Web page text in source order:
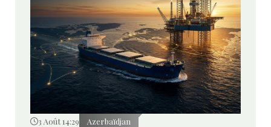
3 Août 14:29 Azerbaïdjan